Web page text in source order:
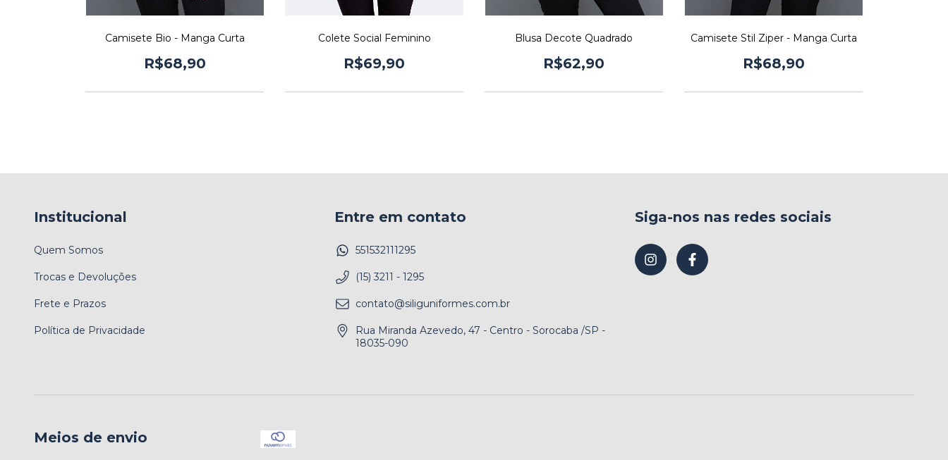
Camisete Bio - Manga Curta
R$68,90
Colete Social Feminino
R$69,90
Blusa Decote Quadrado
R$62,90
Camisete Stil Ziper - Manga Curta
R$68,90
Institucional
Quem Somos
Trocas e Devoluções
Frete e Prazos
Política de Privacidade
Entre em contato
551532111295
(15) 3211 - 1295
contato@siliguniformes.com.br
Rua Miranda Azevedo, 47 - Centro - Sorocaba /SP -
18035-090
Siga-nos nas redes sociais
Meios de envio